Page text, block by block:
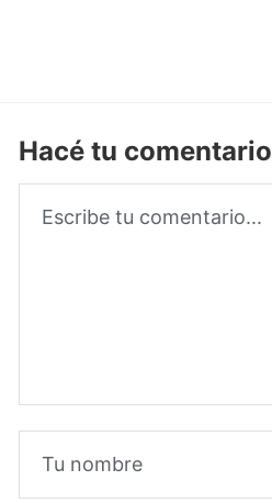
Hacé tu comentario